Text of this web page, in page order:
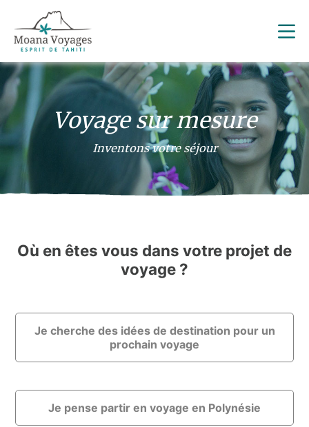
Voyage sur mesure
Inventons votre séjour
Où en êtes vous dans votre projet de
voyage ?
Je cherche des idées de destination pour un
prochain voyage
Je pense partir en voyage en Polynésie